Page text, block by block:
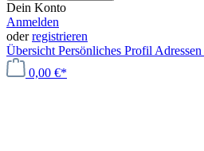
Dein Konto
Anmelden
oderregistrieren
Übersicht Persönliches Profil Adressen
0,00 €*